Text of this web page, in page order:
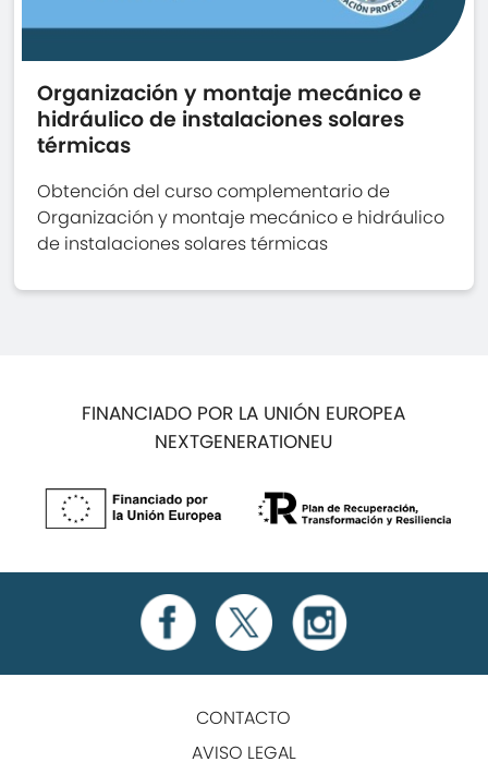
Organización y montaje mecánico e
hidráulico de instalaciones solares
térmicas
Obtención del curso complementario de
Organización y montaje mecánico e hidráulico
de instalaciones solares térmicas
FINANCIADO POR LA UNIÓN EUROPEA
NEXTGENERATIONEU
CONTACTO
AVISO LEGAL